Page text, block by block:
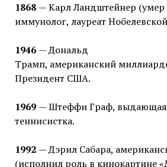
1868 — Карл Ландштейнер (умер
иммунолог, лауреат
1946 — Дональд
Трамп, американский
Президент США.
1969 — Штеффи Граф,
теннисистка.
1992 — Дэрил Сабара,
(исполнил роль в кинокартине